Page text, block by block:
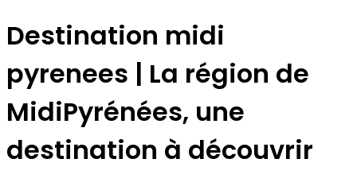
Destination midi
pyrenees | La région de
MidiPyrénées, une
destination à découvrir